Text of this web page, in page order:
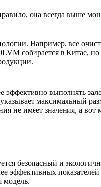
она всегда выше
Например, все
собирается в Китае,
выполнять
максимальный
не имеет значения, а
безопасный и
эффективных
модель.